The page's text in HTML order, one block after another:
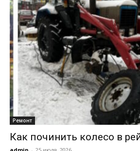
Ремонт
Как починить колесо в